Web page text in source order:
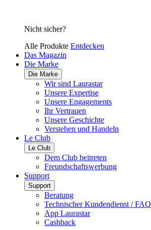
Nicht sicher?
Alle Produkte Entdecken
Das Magazin
Die Marke
Die Marke
Wir sind Laurastar
Unsere Expertise
Unsere Engagements
Ihr Vertrauen
Unsere Geschichte
Verstehen und Handeln
Le Club
Le Club
Dem Club beitreten
Freundschaftswerbung
Support
Support
Beratung
Technischer Kundendienst / FAQ
App Laurastar
Cashback